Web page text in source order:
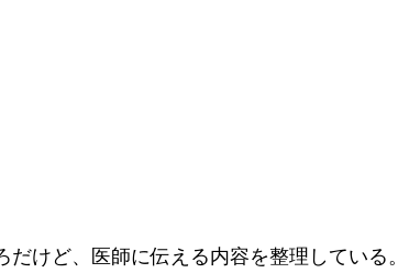
けど、医師に伝える内容を整理している。